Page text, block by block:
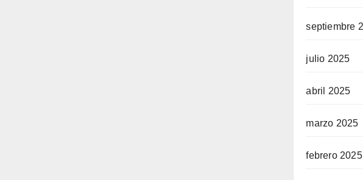
septiembre
julio 2025
abril 2025
marzo 2025
febrero 2025